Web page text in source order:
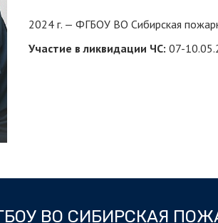
2024 г. — ФГБОУ ВО Сибирская
Участие в ликвидации ЧС: 07-
ВО СИБИРСКАЯ